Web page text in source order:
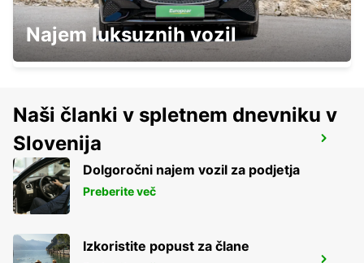
VANERSBORG
VANERSBORG - SWEDEN
TROLLHATTAN AIRPORT
TROLLHATTAN - SWEDEN
Najem luksuznih vozil
Naši članki v spletnem dnevniku v
Slovenija
Dolgoročni najem vozil za podjetja
Preberite več
Izkoristite popust za člane